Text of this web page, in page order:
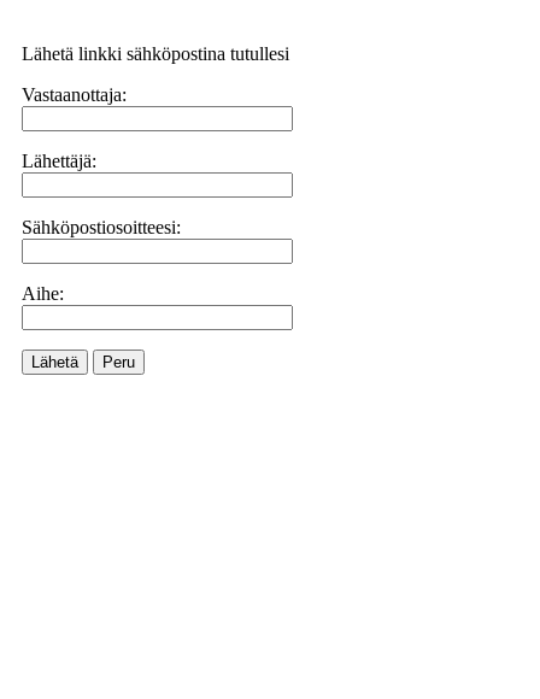
Lähetä linkki sähköpostina tutullesi
Vastaanottaja:
Lähettäjä:
Sähköpostiosoitteesi:
Aihe:
Lähetä Peru